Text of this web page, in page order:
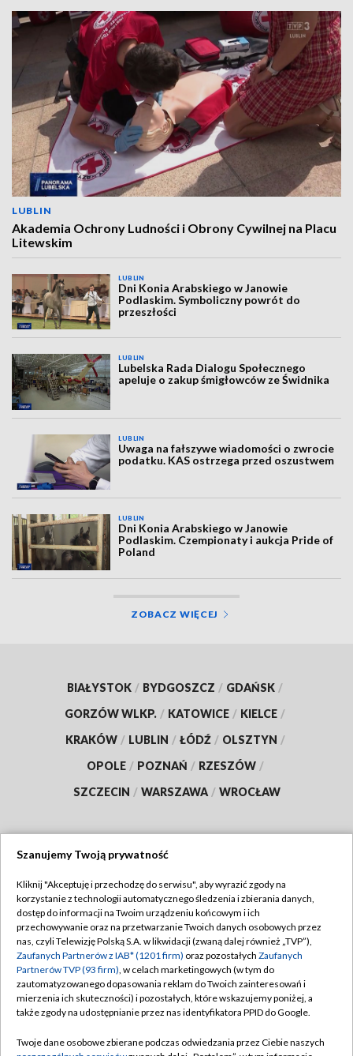
LUBLIN
Akademia Ochrony Ludności i Obrony Cywilnej na Placu
Litewskim
LUBLIN
Dni Konia Arabskiego w Janowie
Podlaskim. Symboliczny powrót do
przeszłości
LUBLIN
Lubelska Rada Dialogu Społecznego
apeluje o zakup śmigłowców ze Świdnika
LUBLIN
Uwaga na fałszywe wiadomości o zwrocie
podatku. KAS ostrzega przed oszustwem
LUBLIN
Dni Konia Arabskiego w Janowie
Podlaskim. Czempionaty i aukcja Pride of
Poland
ZOBACZ WIĘCEJ
BIAŁYSTOK / BYDGOSZCZ / GDAŃSK /
GORZÓW WLKP. / KATOWICE / KIELCE /
KRAKÓW / LUBLIN / ŁÓDŹ / OLSZTYN /
OPOLE / POZNAŃ / RZESZÓW /
SZCZECIN / WARSZAWA / WROCŁAW
TVP
Abonament TVP
Emisja w TVP
Centrum informacji TVP
Naziemna Telewizja Cyfrowa
Regulamin TVP
Polityka prywatności
Moje zgody
Pomoc
Szanujemy Twoją prywatność
Kliknij "Akceptuję i przechodzę do serwisu", aby wyrazić zgody na
korzystanie z technologii automatycznego śledzenia i zbierania danych,
dostęp do informacji na Twoim urządzeniu końcowym i ich
przechowywanie oraz na przetwarzanie Twoich danych osobowych przez
nas, czyli Telewizję Polską S.A. w likwidacji (zwaną dalej również „TVP”),
Zaufanych Partnerów z IAB* (1201 firm) oraz pozostałych Zaufanych
Partnerów TVP (93 firm), w celach marketingowych (w tym do
zautomatyzowanego dopasowania reklam do Twoich zainteresowań i
mierzenia ich skuteczności) i pozostałych, które wskazujemy poniżej, a
także zgody na udostępnianie przez nas identyfikatora PPID do Google.
Twoje dane osobowe zbierane podczas odwiedzania przez Ciebie naszych